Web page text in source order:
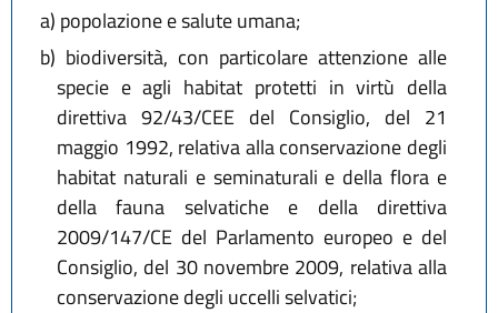
a) popolazione e salute umana;
b) biodiversità, con particolare attenzione alle
specie e agli habitat protetti in virtù della
direttiva 92/43/CEE del Consiglio, del 21
maggio 1992, relativa alla conservazione degli
habitat naturali e seminaturali e della flora e
della fauna selvatiche e della direttiva
2009/147/CE del Parlamento europeo e del
Consiglio, del 30 novembre 2009, relativa alla
conservazione degli uccelli selvatici;